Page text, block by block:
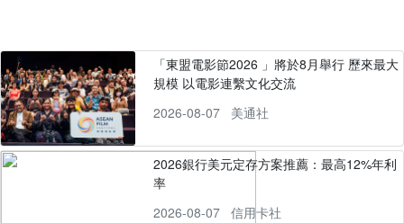
「東盟電影節2026 」將於8月舉行 歷來最大
規模 以電影連繫文化交流
2026-08-07
美通社
2026銀行美元定存方案推薦：最高12%年利
率
2026-08-07
信用卡社